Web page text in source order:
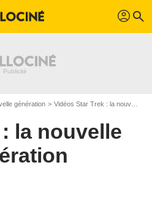
profil search
génération Vidéos Star Trek : la nouvelle génération
la nouvelle